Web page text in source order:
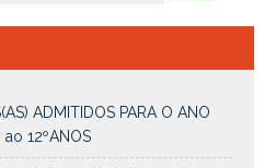
ADMITIDOS PARA O ANO
12ºANOS